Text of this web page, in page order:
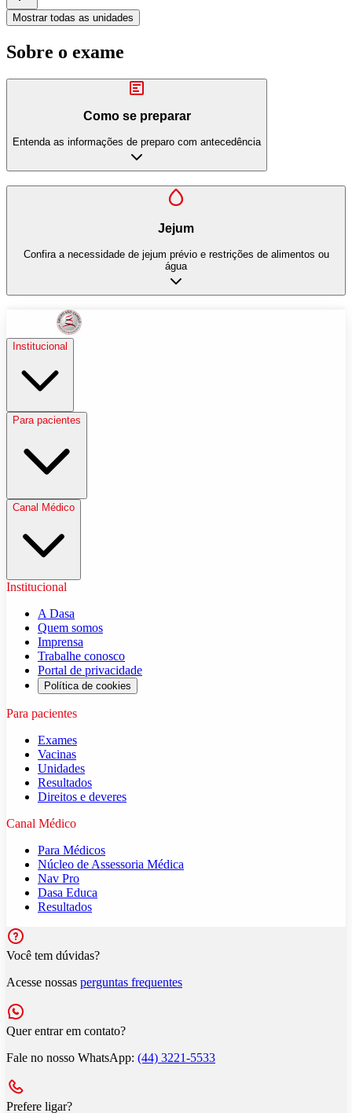
Mostrar todas as unidades
Sobre o exame
Como se preparar
Entenda as informações de preparo com antecedência
Jejum
Confira a necessidade de jejum prévio e restrições de alimentos ou
água
Institucional
Para pacientes
Canal Médico
Institucional
A Dasa
Quem somos
Imprensa
Trabalhe conosco
Portal de privacidade
Política de cookies
Para pacientes
Exames
Vacinas
Unidades
Resultados
Direitos e deveres
Canal Médico
Para Médicos
Núcleo de Assessoria Médica
Nav Pro
Dasa Educa
Resultados
Você tem dúvidas?
Acesse nossas perguntas frequentes
Quer entrar em contato?
Fale no nosso WhatsApp: (44) 3221-5533
Prefere ligar?